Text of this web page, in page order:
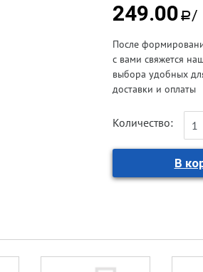
249.00 a/
После
с вами свяжется
выбора удобных
доставки и оплаты
Количество: